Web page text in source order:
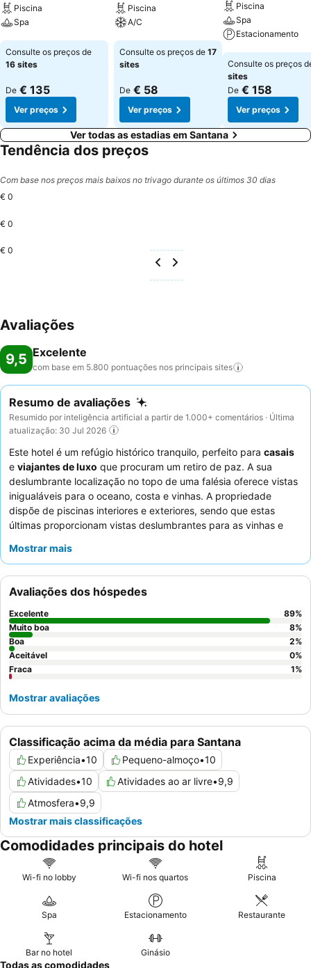
Piscina
Spa
Ver preços
Consulte os preços de
16 sites
De € 135
Ver preços
Piscina
A/C
Ver preços
Consulte os preços de 17
sites
De € 58
Ver preços
Piscina
Spa
Estacionamento
Ver preços
Consulte os preços
sites
De € 158
Ver preços
Ver todas as estadias em Santana
Tendência dos preços
Com base nos preços mais baixos no trivago durante os últimos 30 dias
€ 0
€ 0
€ 0
Avaliações
9,5 Excelente
com base em 5.800 pontuações nos principais sites
Resumo de avaliações
Resumido por inteligência artificial a partir de 1.000+ comentários · Última
atualização: 30 Jul 2026
Este hotel é um refúgio histórico tranquilo, perfeito para casais
e viajantes de luxo que procuram um retiro de paz. A sua
deslumbrante localização no topo de uma falésia oferece vistas
inigualáveis para o oceano, costa e vinhas. A propriedade
dispõe de piscinas interiores e exteriores, sendo que estas
últimas proporcionam vistas deslumbrantes para as vinhas e
serviço excecional
verdadeiramente serena, considere pedir um quarto virado para
o jardim.
Mostrar mais
Classificação acima da média para Santana
Experiência•10 Pequeno-almoço•10
Atividades•10 Atividades ao ar livre•9,9
Atmosfera•9,9
Mostrar mais classificações
Avaliações dos hóspedes
Excelente 89%
Muito boa
8%
Boa
2%
Aceitável
0%
Fraca
1%
Mostrar avaliações
Comodidades principais do hotel
Wi-fi no lobby Wi-fi nos quartos Piscina
Spa Estacionamento Restaurante
Bar no hotel Ginásio
Todas as comodidades